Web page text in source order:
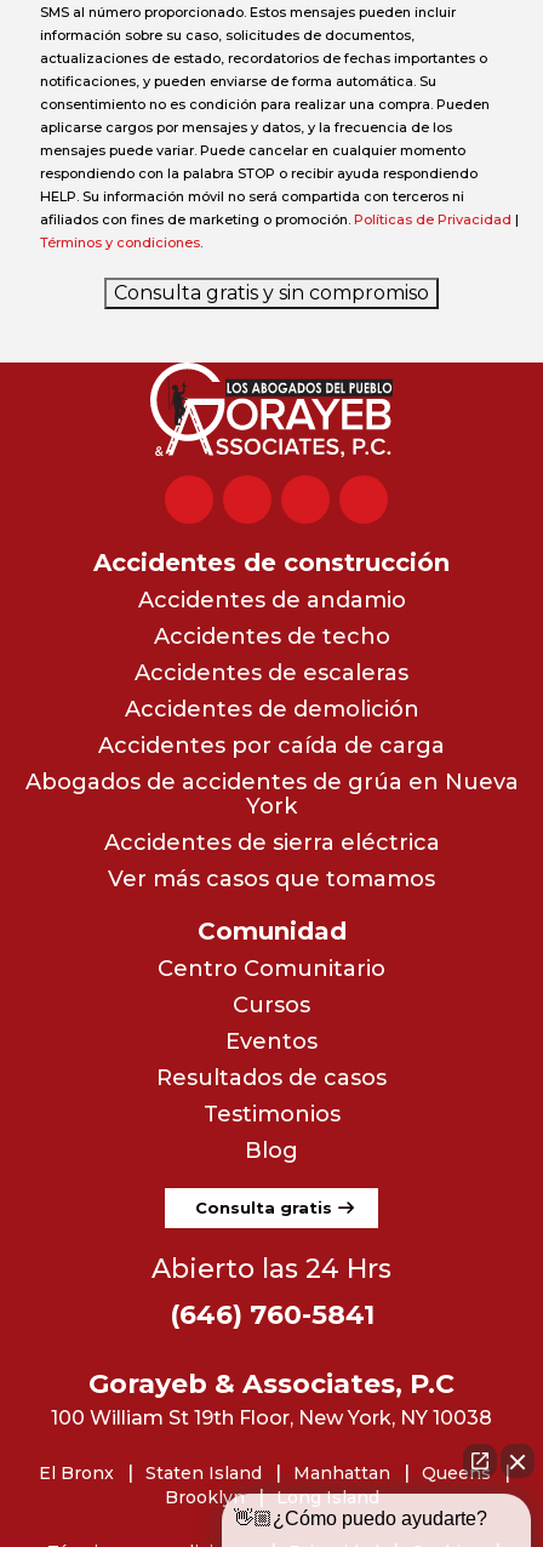
SMS al número proporcionado. Estos mensajes pueden incluir
información sobre su caso, solicitudes de documentos,
actualizaciones de estado, recordatorios de fechas importantes o
notificaciones, y pueden enviarse de forma automática. Su
consentimiento no es condición para realizar una compra. Pueden
aplicarse cargos por mensajes y datos, y la frecuencia de los
mensajes puede variar. Puede cancelar en cualquier momento
respondiendo con la palabra STOP o recibir ayuda respondiendo
HELP. Su información móvil no será compartida con terceros ni
afiliados con fines de marketing o promoción. Políticas de Privacidad |
Términos y condiciones.
Consulta gratis y sin compromiso
Accidentes de construcción
Accidentes de andamio
Accidentes de techo
Accidentes de escaleras
Accidentes de demolición
Accidentes por caída de carga
Abogados de accidentes de grúa en Nueva
York
Accidentes de sierra eléctrica
Ver más casos que tomamos
Comunidad
Centro Comunitario
Cursos
Eventos
Resultados de casos
Testimonios
Blog
Consulta gratis
Abierto las 24 Hrs
(646) 760-5841
Gorayeb & Associates, P.C
100 William St 19th Floor, New York, NY 10038
El Bronx Staten Island Manhattan
Queens
Brooklyn
Long Island
👋🏼¿Cómo puedo ayudarte?